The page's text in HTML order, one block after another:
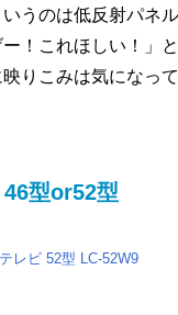
うのは低反射パネ
！これほしい！」
りこみは気になっ
型or52型
レビ 52型 LC-52W9